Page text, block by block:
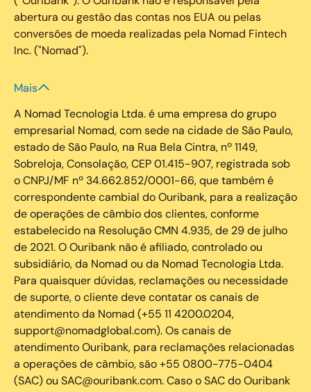
abertura ou gestão das contas nos EUA ou pelas
conversões de moeda realizadas pela Nomad Fintech
Inc. ("Nomad").
Mais
A Nomad Tecnologia Ltda. é uma empresa do grupo
empresarial Nomad, com sede na cidade de São Paulo,
estado de São Paulo, na Rua Bela Cintra, nº 1149,
Sobreloja, Consolação, CEP 01.415-907, registrada sob
o CNPJ/MF nº 34.662.852/0001-66, que também é
correspondente cambial do Ouribank, para a realização
de operações de câmbio dos clientes, conforme
estabelecido na Resolução CMN 4.935, de 29 de julho
de 2021. O Ouribank não é afiliado, controlado ou
subsidiário, da Nomad ou da Nomad Tecnologia Ltda.
Para quaisquer dúvidas, reclamações ou necessidade
de suporte, o cliente deve contatar os canais de
atendimento da Nomad (+55 11 4200.0204,
support@nomadglobal.com). Os canais de
atendimento Ouribank, para reclamações relacionadas
a operações de câmbio, são +55 0800-775-0404
(SAC) ou SAC@ouribank.com. Caso o SAC do Ouribank